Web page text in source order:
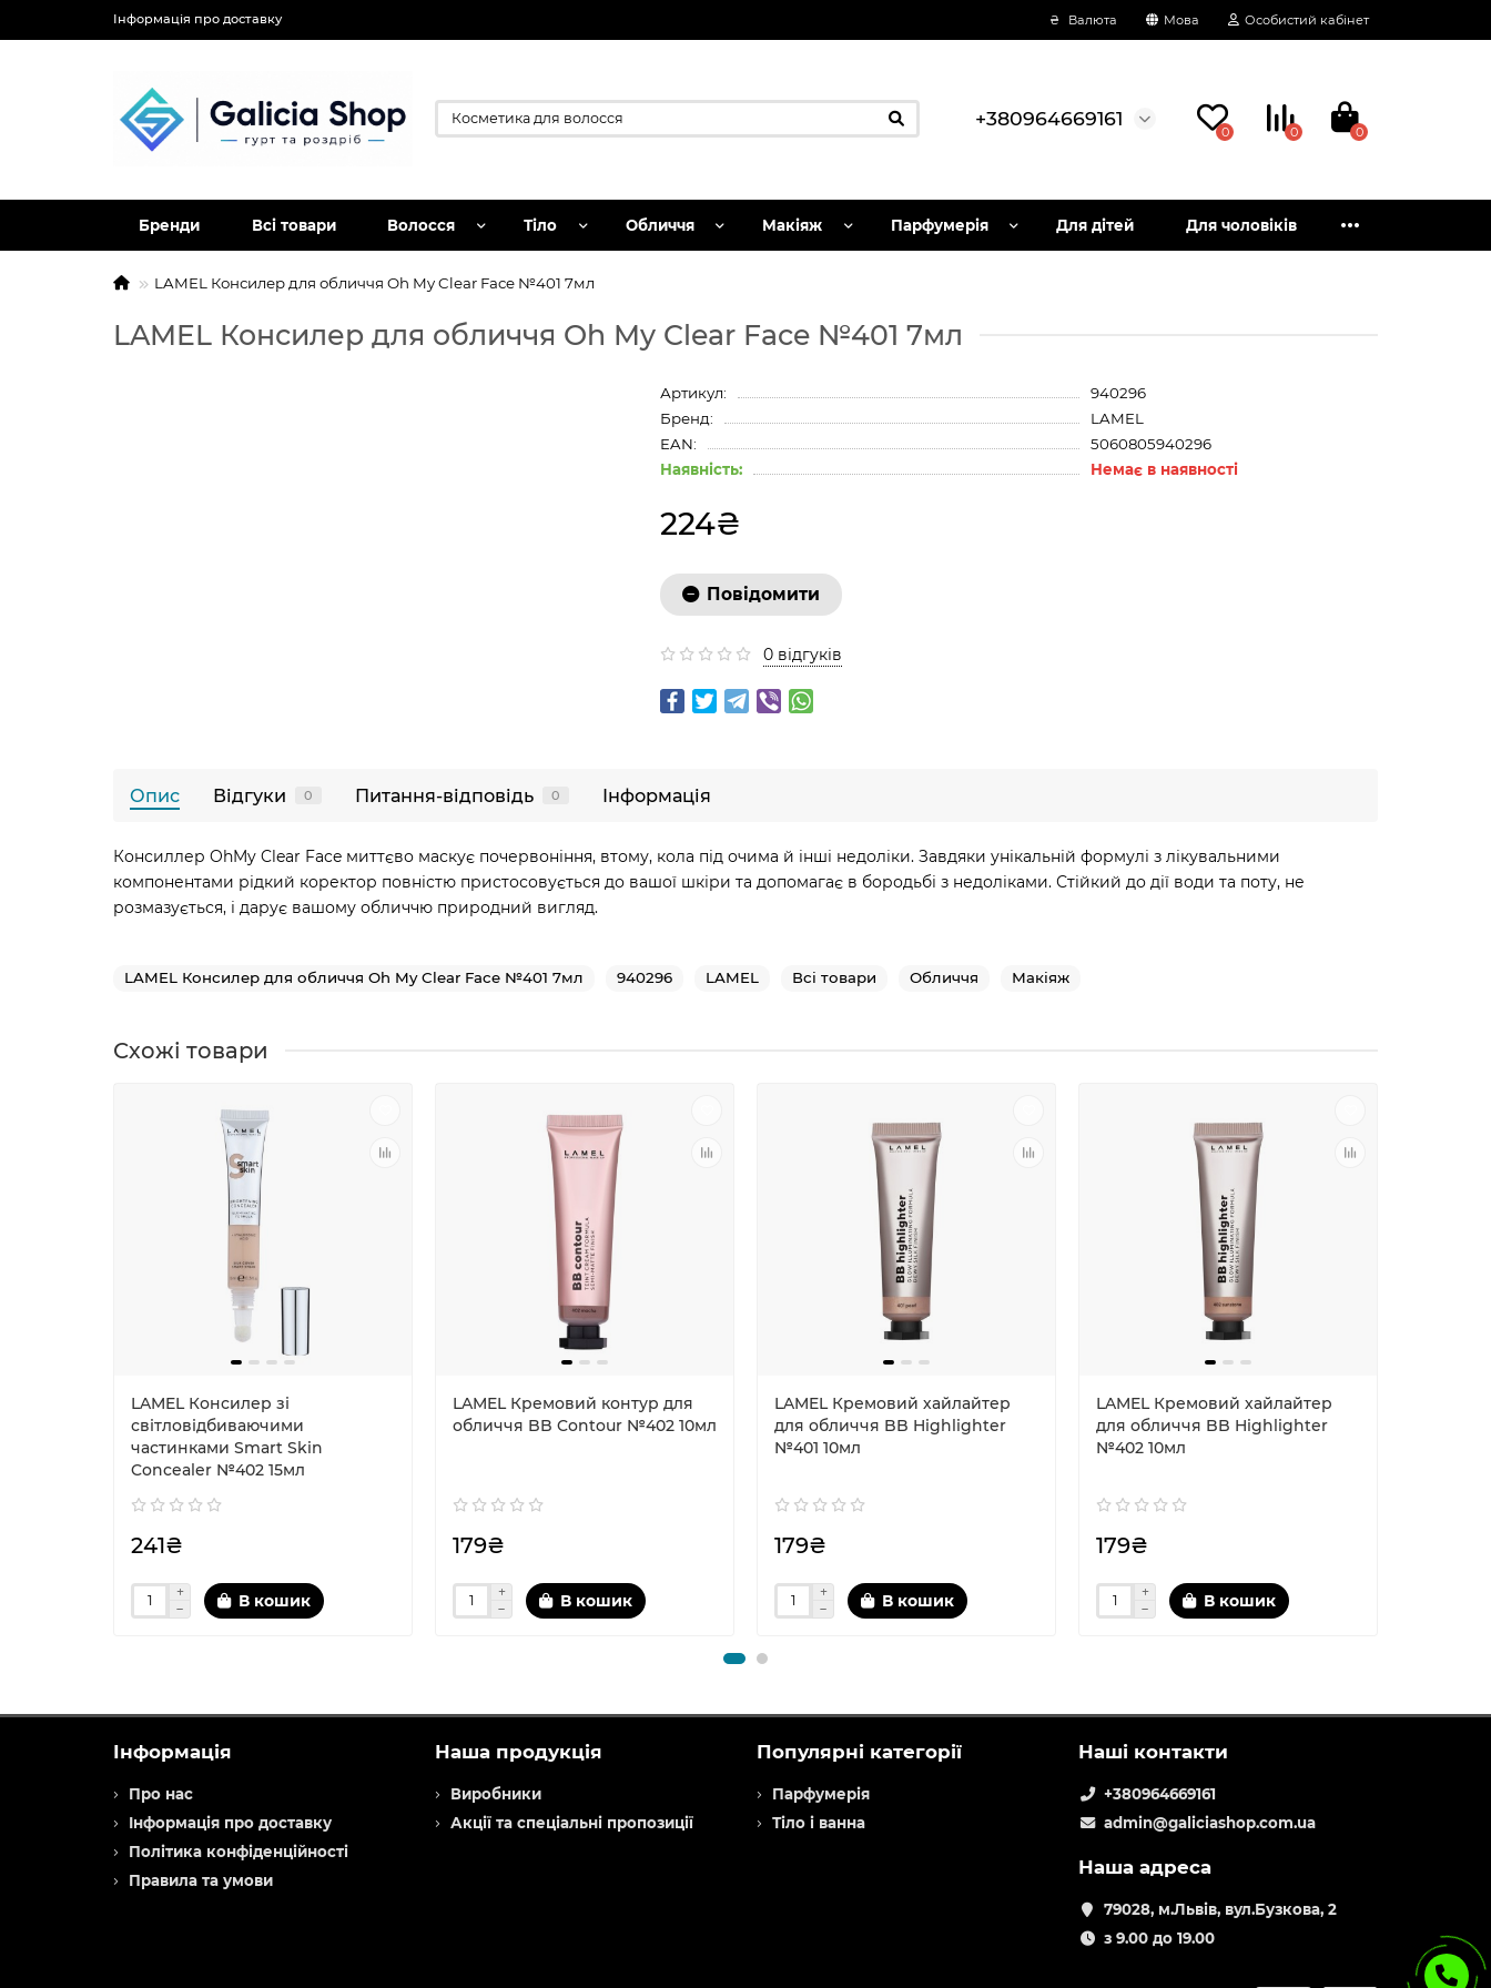
Інформація про доставку ₴ Валюта Мова Особистий кабінет
+380964669161
0 0 0
Бренди Всі товари Волосся Тіло Обличчя Макіяж Парфумерія Для дітей Для чоловіків
LAMEL Консилер для обличчя Oh My Clear Face №401 7мл
LAMEL Консилер для обличчя Oh My Clear Face №401 7мл
Артикул:
940296
Бренд:
LAMEL
EAN:
5060805940296
Наявність:
Немає в наявності
224₴
Повідомити
0 відгуків
Опис Відгуки 0 Питання-відповідь 0 Інформація
Консиллер OhMy Clear Face миттєво маскує почервоніння, втому, кола під очима й інші недоліки. Завдяки унікальній формулі з лікувальними
компонентами рідкий коректор повністю пристосовується до вашої шкіри та допомагає в бородьбі з недоліками. Стійкий до дії води та поту, не
розмазується, і дарує вашому обличчю природний вигляд.
LAMEL Консилер для обличчя Oh My Clear Face №401 7мл 940296 LAMEL Всі товари Обличчя Макіяж
Схожі товари
LAMEL Консилер зі
світловідбиваючими
частинками Smart Skin
Concealer №402 15мл
241₴
В кошик
LAMEL Кремовий контур для
обличчя BB Contour №402 10мл
179₴
В кошик
LAMEL Кремовий хайлайтер
для обличчя BB Highlighter
№401 10мл
179₴
В кошик
LAMEL Кремовий хайлайтер
для обличчя BB Highlighter
№402 10мл
179₴
В кошик
Інформація
Про нас
Інформація про доставку
Політика конфіденційності
Правила та умови
Наша продукція
Виробники
Акції та спеціальні пропозиції
Популярні категорії
Парфумерія
Тіло і ванна
Наші контакти
+380964669161
admin@galiciashop.com.ua
Наша адреса
79028, м.Львів, вул.Бузкова, 2
з 9.00 до 19.00